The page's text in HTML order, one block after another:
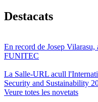
Destacats
En record de Josep
FUNITEC
La Salle-URL acull
Security and Sustainability
Veure totes les novetats